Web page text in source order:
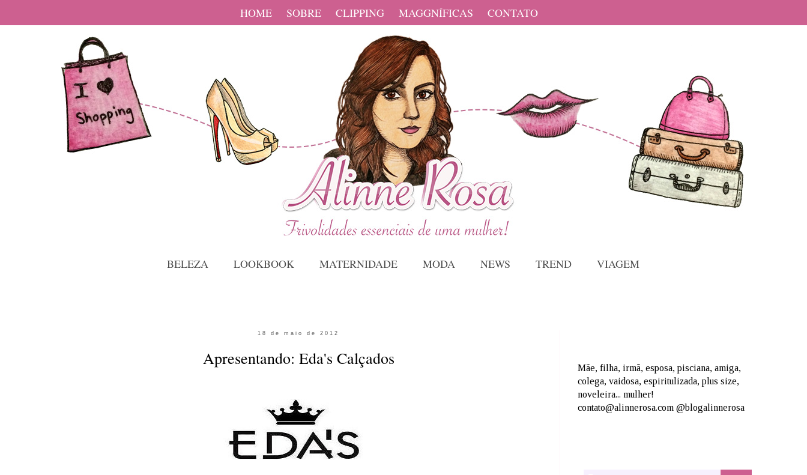
BELEZA LOOKBOOK MATERNIDADE MODA NEWS TREND VIAGEM
18 de maio de 2012
Apresentando: Eda's Calçados
HOME SOBRE CLIPPING MAGGNÍFICAS CONTATO
Mãe, filha, irmã, esposa, pisciana, amiga,
colega, vaidosa, espiritulizada, plus size,
noveleira... mulher!
contato@alinnerosa.com @blogalinnerosa